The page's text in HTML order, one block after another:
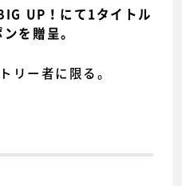
UP！にて1タイトル
を贈呈。
リー者に限る。